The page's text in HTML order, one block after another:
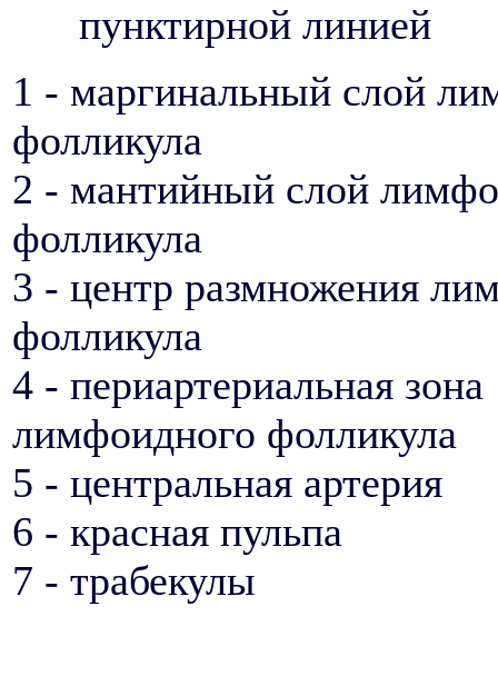
пунктирной линией
1 - маргинальный слой
фолликула
2 - мантийный слой
фолликула
3 - центр размножения
фолликула
4 - периартериальная зона
лимфоидного фолликула
5 - центральная артерия
6 - красная пульпа
7 - трабекулы